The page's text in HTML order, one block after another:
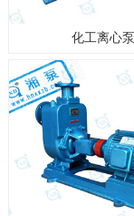
化工离心泵